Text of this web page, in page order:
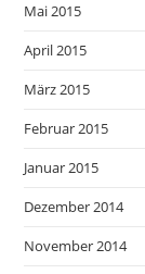
Mai 2015
April 2015
März 2015
Februar 2015
Januar 2015
Dezember 2014
November 2014